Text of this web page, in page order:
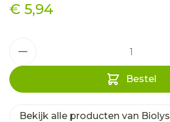
€ 5,94
Bestel
Bekijk alle producten van Biolys